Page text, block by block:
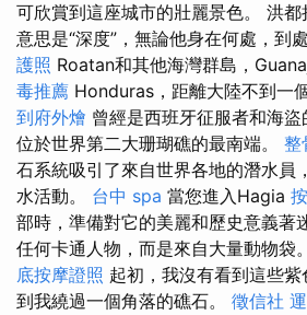
可欣賞到這座城市的壯麗景色。 洪
意思是“深度”，無論他身在何處，到
護照 Roatan和其他海灣群島，
毒推薦 Honduras，距離大陸不到一
到府外燴 曾經是西班牙征服者和海盜
位於世界第二大珊瑚礁的最南端。 整
石系統吸引了來自世界各地的潛水員
水活動。 台中 spa 當您進入Hagia
部時，準備對它的美麗和歷史意義著
任何卡通人物，而是來自大量動物袋。
底按摩證照 起初，我沒有看到這些
到我繞過一個角落的礁石。 徵信社